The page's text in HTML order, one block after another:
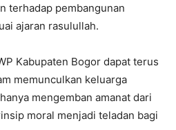
terhadap pembangunan
ajaran rasulullah.
Kabupaten Bogor dapat terus
memunculkan keluarga
mengemban amanat dari
moral menjadi teladan bagi